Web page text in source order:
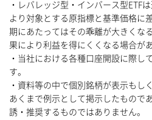
・レバレッジ型・インバース型ETF
より対象とする原指標と基準価格に
期にあたってはその乖離が大きくな
果により利益を得にくくなる場合が
・当社における各種口座開設に際し
す。
・資料等の中で個別銘柄が表示もし
あくまで例示として掲示したもので
誘・推奨するものではありません。